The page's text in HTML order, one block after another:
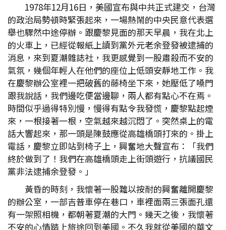
1978年12月16日，美國宣布與中共正式建交，台灣
的政治局勢頓時緊張起來，一場熱鬧的中央民意代表選
舉也驟然中途停辦。跟慶黎見面的那天早晨，我在北上
的火車上，已經從報紙上讀到黨外元老余登發被逮捕的
消息，來到夏潮雜誌社，我更感覺到一股肅殺而不安的
氣氛，幾個年輕人在他們的座位上低頭安靜地工作。我
在慶黎辦公室裡一把破舊的藤椅坐下來，她壓低了嗓門
跟我說話，我們邊吃便當邊聊，兩人都有點心不在焉。
時間似乎過得特別慢，慢得有點令我發慌，慶黎點起煙
來，一根接著一根，空氣越來越沉悶了。突然桌上的電
話大響起來，那一頭是陳鼓應從高雄橋頭打來的。掛上
電話，慶黎立即站到椅子上，興奮地大聲宣布：「我們
終於做到了！我們在高雄橋頭走上街頭遊行，抗議國民
黨非法逮捕余登發。」
黃昏的時刻，我懷著一股難以按耐的興奮離開慶黎
的辦公室，一部吉普車停在巷口，車裡面兩三張面孔還
有一架照相機，都朝著夏潮的大門。幾天之後，我懷著
不安的心情踏上旅途回到美國。不久我就從美國的華文